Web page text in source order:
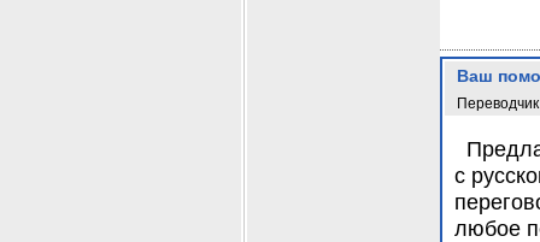
Ваш
Переводчик
с
любое